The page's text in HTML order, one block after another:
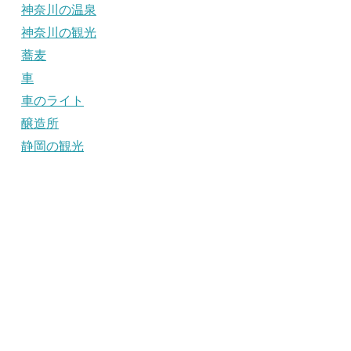
神奈川の温泉
神奈川の観光
蕎麦
車
車のライト
醸造所
静岡の観光